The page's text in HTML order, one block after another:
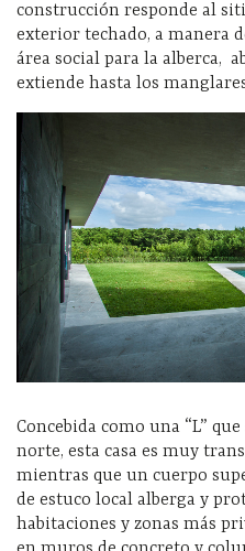
construcción responde al
exterior techado, a manera
área social para la alberca,
extiende hasta los
Concebida como una “L”
norte, esta casa es muy
mientras que un cuerpo
de estuco local alberga y
habitaciones y zonas más